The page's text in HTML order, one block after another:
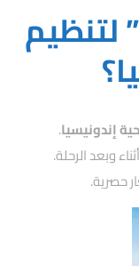
لتنظيم
إندونيسيا.
وبعد الرحلة.
حصرية.